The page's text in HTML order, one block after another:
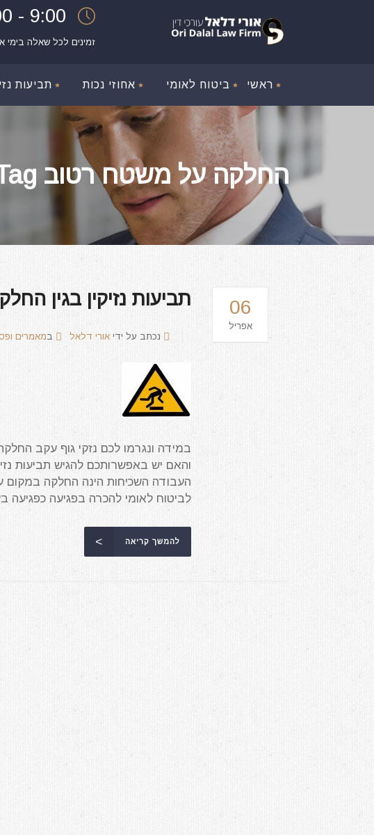
9:00 - 18:00
זמינים לכל שאלה בימי
ראשי ביטוח לאומי אחוזי נכות תביעות
החלקה על משטח רטוב Tag
06
אפריל
תביעות נזיקין בגין
נכתב על ידי אורי דלאל במאמרים
במידה ונגרמו לכם נזקי גוף עקב
והאם יש באפשרותכם להגיש תביעות
העבודה השכיחות הינה החלקה במקום
לביטוח לאומי להכרה בפגיעה כפגיעה
להמשך קריאה